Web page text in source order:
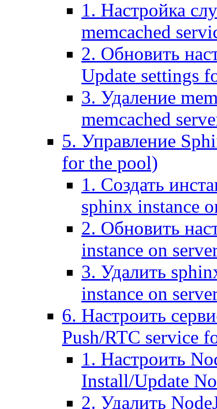
1. Настройка
memcached
2. Обновить
Update settings
3. Удаление
memcached
5. Управление
for the pool)
1. Создать
sphinx instance
2. Обновить
instance on
3. Удалить
instance on
6. Настроить
Push/RTC service
1. Настроить
Install/Update
2. Удалить